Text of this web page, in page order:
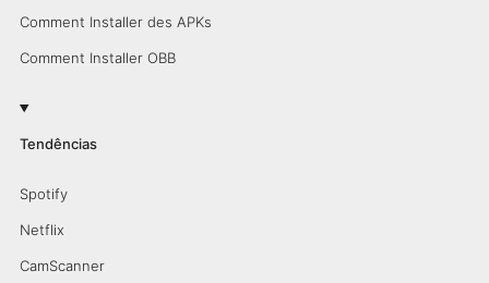
Comment Installer des APKs
Comment Installer OBB
Tendências
Spotify
Netflix
CamScanner